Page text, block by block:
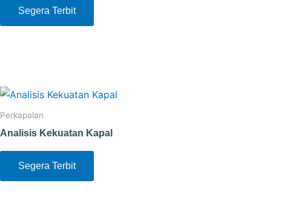
Segera Terbit
Perkapalan
Analisis Kekuatan Kapal
Segera Terbit